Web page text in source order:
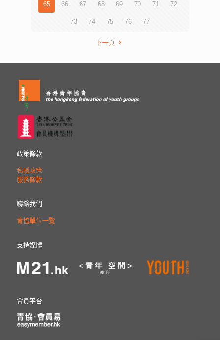
65 66 67 68 69 70 71 72
73 74 75 76 77
下一頁
政策條款
私隱政策
服務條款
聯絡我們
青協單位一覽
支持媒體
會員平台